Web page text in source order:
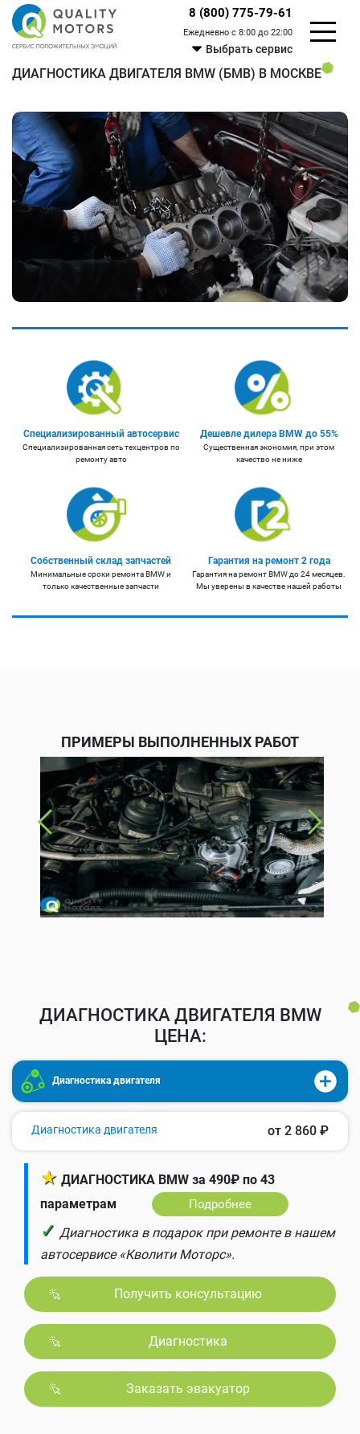
8 (800) 775-79-61
Ежедневно с 8:00 до 22:00
Выбрать сервис
ДИАГНОСТИКА ДВИГАТЕЛЯ BMW (БМВ) В МОСКВЕ
Специализированный автосервис
Специализированная сеть техцентров по
ремонту авто
Дешевле дилера BMW до 55%
Существенная экономия, при этом
качество не ниже
Собственный склад запчастей
Минимальные сроки ремонта BMW и
только качественные запчасти
Гарантия на ремонт 2 года
Гарантия на ремонт BMW до 24 месяцев.
Мы уверены в качестве нашей работы
ПРИМЕРЫ ВЫПОЛНЕННЫХ РАБОТ
ДИАГНОСТИКА ДВИГАТЕЛЯ BMW
ЦЕНА:
Диагностика двигателя
Диагностика двигателя от 2 860 ₽
★ ДИАГНОСТИКА BMW за 490₽ по 43
параметрам
Подробнее
✓ Диагностика в подарок при ремонте в нашем
автосервисе «Кволити Моторс».
Получить консультацию
Диагностика
Заказать эвакуатор